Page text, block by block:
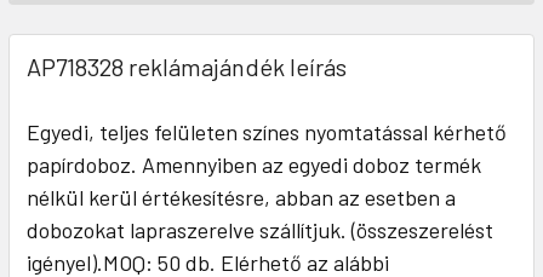
AP718328 reklámajándék leírás
Egyedi, teljes felületen színes nyomtatással kérhető
papírdoboz. Amennyiben az egyedi doboz termék
nélkül kerül értékesítésre, abban az esetben a
dobozokat lapraszerelve szállítjuk. (összeszerelést
igényel).MOQ: 50 db. Elérhető az alábbi